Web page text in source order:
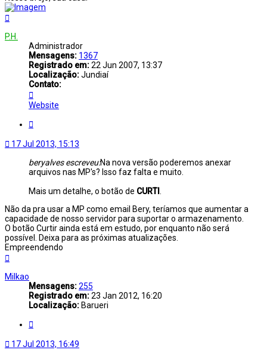
topo
P.H.
Administrador
Mensagens: 1367
Registrado em:22 Jun 2007, 13:37
Localização:Jundiaí
Contato:
P.H.
Website
17 Jul 2013, 15:13
beryalves escreveu:Na nova versão poderemos anexar
arquivos nas MP's? Isso faz falta e muito.
Mais um detalhe, o botão de CURTI.
Não da pra usar a MP como email Bery, teríamos que aumentar a
capacidade de nosso servidor para suportar o armazenamento.
O botão Curtir ainda está em estudo, por enquanto não será
possível. Deixa para as próximas atualizações.
Empreendendo
topo
Milkao
Mensagens:255
Registrado em:23 Jan 2012, 16:20
Localização: Barueri
17 Jul 2013, 16:49